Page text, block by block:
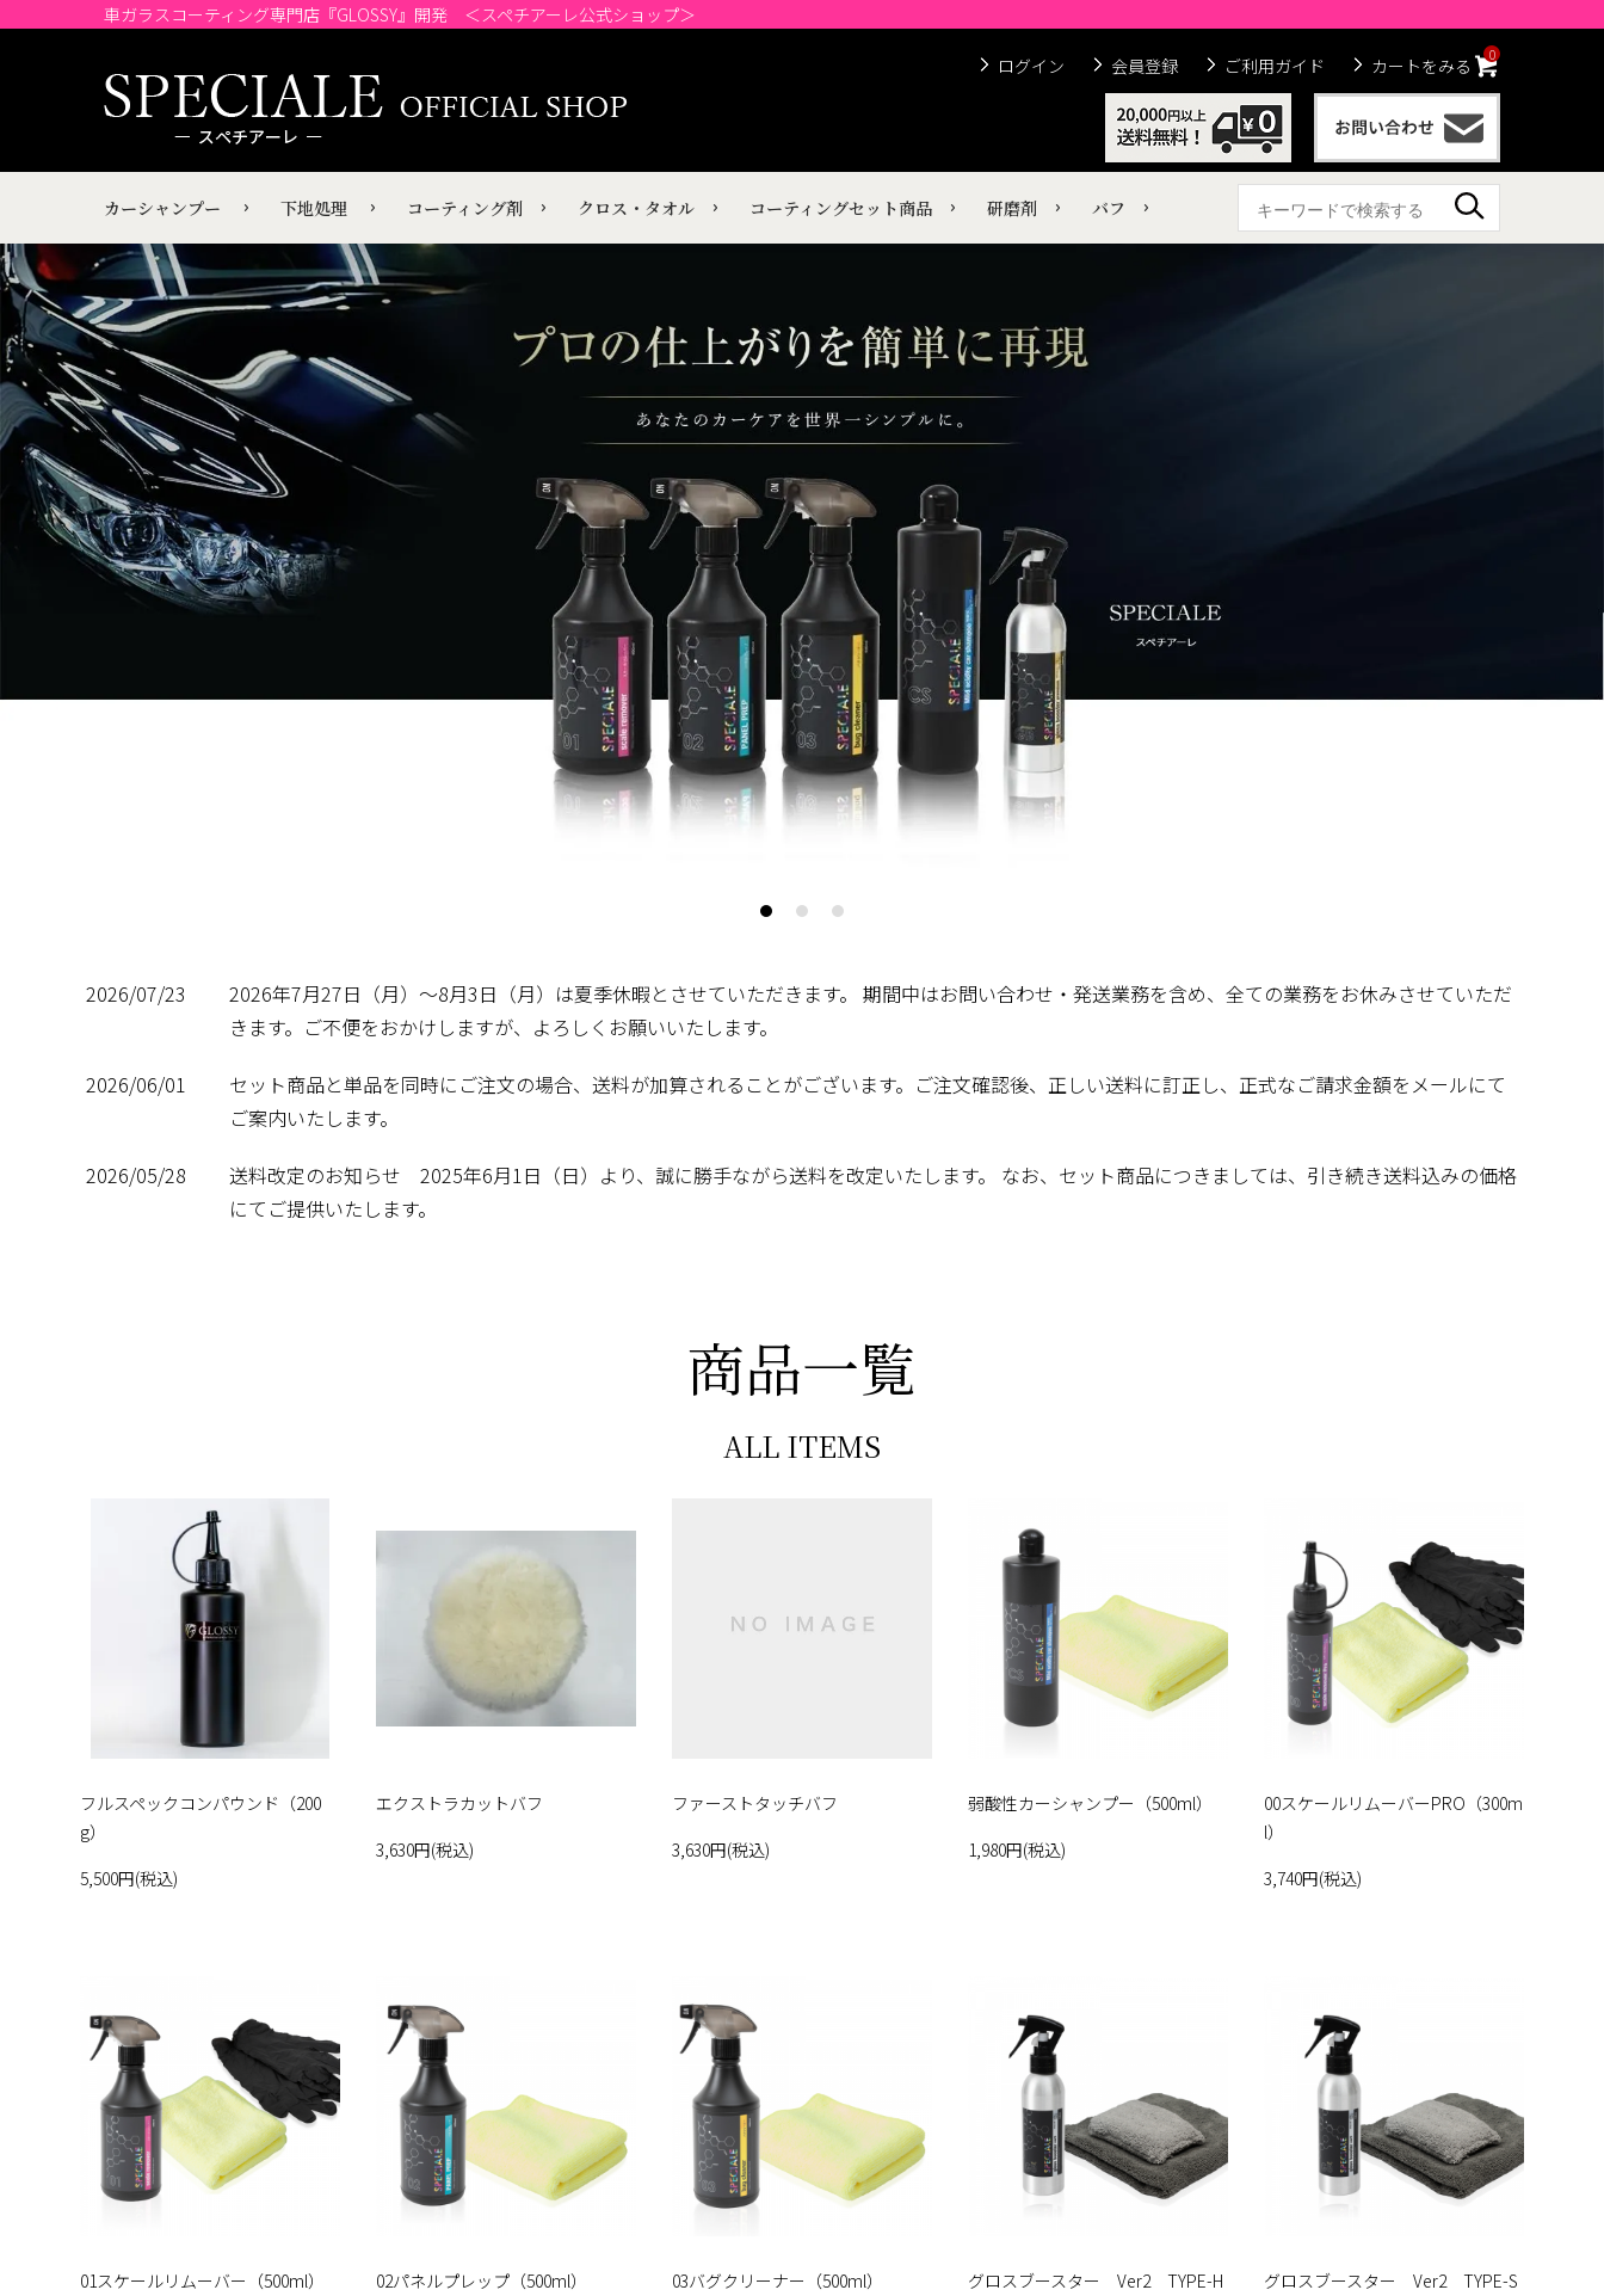
車ガラスコーティング専門店『GLOSSY』開発 ＜スペチアーレ公式ショップ＞
ログイン 会員登録 ご利用ガイド カートをみる 0
カーシャンプー 下地処理 コーティング剤 クロス・タオル コーティングセット商品 研磨剤 バフ
NEWS
2026/07/23
2026年7月27日（月）〜8月3日（月）は夏季休暇とさせていただきます。 期間中はお問い合わせ・発送業務を含め、全ての業務をお休みさせていただ
きます。ご不便をおかけしますが、よろしくお願いいたします。
2026/06/01
セット商品と単品を同時にご注文の場合、送料が加算されることがございます。ご注文確認後、正しい送料に訂正し、正式なご請求金額をメールにて
ご案内いたします。
2026/05/28
送料改定のお知らせ 2025年6月1日（日）より、誠に勝手ながら送料を改定いたします。 なお、セット商品につきましては、引き続き送料込みの価格
にてご提供いたします。
商品一覧
フルスペックコンパウンド（200
g）
5,500円(税込)
エクストラカットバフ
3,630円(税込)
ファーストタッチバフ
3,630円(税込)
弱酸性カーシャンプー（500ml）
1,980円(税込)
00スケールリムーバーPRO（300m
l）
3,740円(税込)
01スケールリムーバー（500ml）
02パネルプレップ（500ml）
03バグクリーナー（500ml）
グロスブースター Ver2 TYPE-H
グロスブースター Ver2 TYPE-S